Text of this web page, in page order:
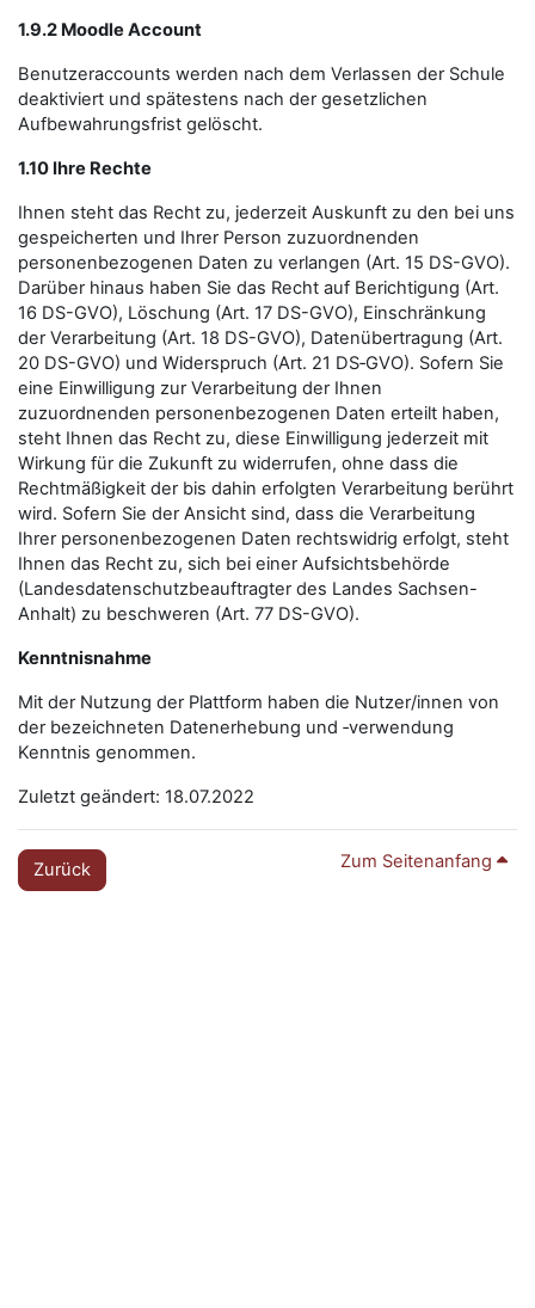
1.9.2 Moodle Account
Benutzeraccounts werden nach dem Verlassen der Schule
deaktiviert und spätestens nach der gesetzlichen
Aufbewahrungsfrist gelöscht.
1.10 Ihre Rechte
Ihnen steht das Recht zu, jederzeit Auskunft zu den bei uns
gespeicherten und Ihrer Person zuzuordnenden
personenbezogenen Daten zu verlangen (Art. 15 DS-GVO).
Darüber hinaus haben Sie das Recht auf Berichtigung (Art.
16 DS-GVO), Löschung (Art. 17 DS-GVO), Einschränkung
der Verarbeitung (Art. 18 DS-GVO), Datenübertragung (Art.
20 DS-GVO) und Widerspruch (Art. 21 DS‑GVO). Sofern Sie
eine Einwilligung zur Verarbeitung der Ihnen
zuzuordnenden personenbezogenen Daten erteilt haben,
steht Ihnen das Recht zu, diese Einwilligung jederzeit mit
Wirkung für die Zukunft zu widerrufen, ohne dass die
Rechtmäßigkeit der bis dahin erfolgten Verarbeitung berührt
wird. Sofern Sie der Ansicht sind, dass die Verarbeitung
Ihrer personenbezogenen Daten rechtswidrig erfolgt, steht
Ihnen das Recht zu, sich bei einer Aufsichtsbehörde
(Landesdatenschutzbeauftragter des Landes Sachsen-
Anhalt) zu beschweren (Art. 77 DS-GVO).
Kenntnisnahme
Mit der Nutzung der Plattform haben die Nutzer/innen von
der bezeichneten Datenerhebung und ‑verwendung
Kenntnis genommen.
Zuletzt geändert: 18.07.2022
Zurück Zum Seitenanfang